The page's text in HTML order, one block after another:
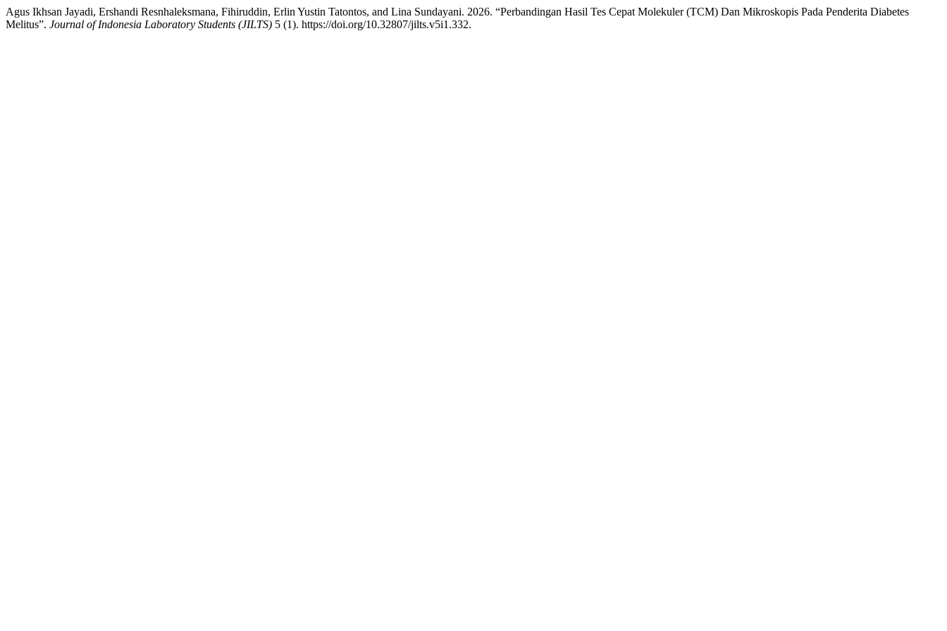
Agus Ikhsan Jayadi, Ershandi Resnhaleksmana, Fihiruddin, Erlin Yustin Tatontos, and Lina Sundayani. 2026. “Perbandingan Hasil Tes Cepat Molekuler (TCM) Dan Mikroskopis Pada Penderita Diabetes
Melitus”. Journal of Indonesia Laboratory Students (JILTS) 5 (1). https://doi.org/10.32807/jilts.v5i1.332.